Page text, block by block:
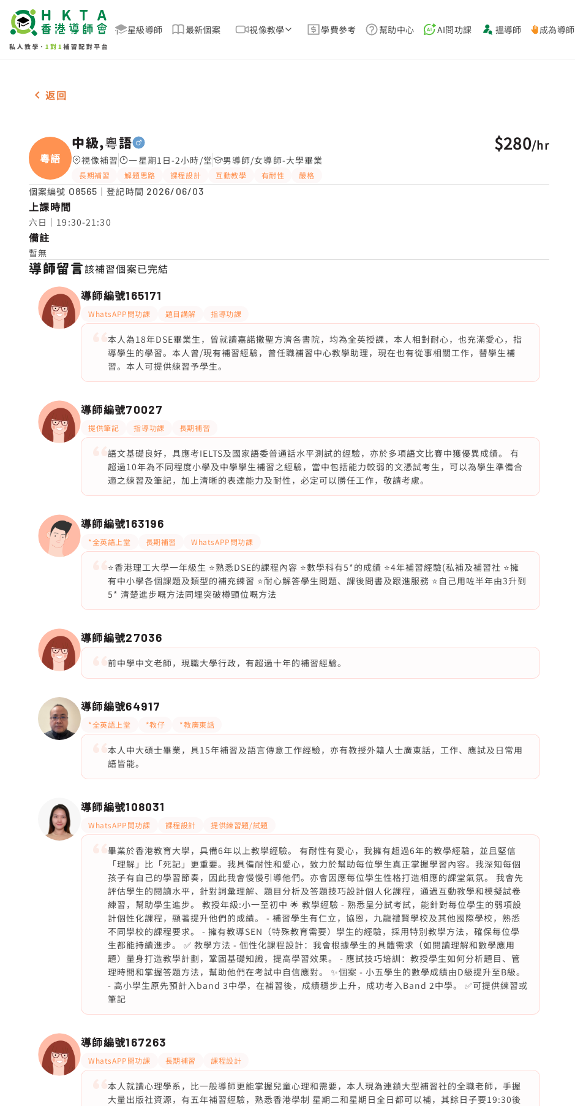
星級導師 最新個案 視像教學 學費參考 幫助中心 AI問功課 搵導師 成為導師
男-1名 中級,粵語 補習推介
返回
粵語
中級,粵語
視像補習 一星期1日-2小時/堂 男導師/女導師-大學畢業
長期補習 解題思路 課程設計 互動教學 有耐性 嚴格
$280/hr
個案編號 O8565 ｜登記時間 2026/06/03
上課時間
六日｜19:30-21:30
備註
暫無
導師留言該補習個案已完結
導師編號165171
WhatsAPP問功課 題目講解 指導功課
本人為18年DSE畢業生，曾就讀嘉諾撒聖方濟各書院，均為全英授課，本人相對耐心，也充滿愛心，指
導學生的學習。本人曾/現有補習經驗，曾任職補習中心教學助理，現在也有從事相關工作，替學生補
習。本人可提供練習予學生。
導師編號70027
提供筆記 指導功課 長期補習
語文基礎良好，具應考IELTS及國家語委普通話水平測試的經驗，亦於多項語文比賽中獲優異成績。 有
超過10年為不同程度小學及中學學生補習之經驗，當中包括能力較弱的文憑試考生，可以為學生準備合
適之練習及筆記，加上清晰的表達能力及耐性，必定可以勝任工作，敬請考慮。
導師編號163196
*全英語上堂 長期補習 WhatsAPP問功課
⭐️香港理工大學一年級生 ⭐️熟悉DSE的課程內容 ⭐️數學科有5*的成績 ⭐️4年補習經驗(私補及補習社 ⭐️擁
有中小學各個課題及類型的補充練習 ⭐️耐心解答學生問題、課後問書及跟進服務 ⭐️自己用咗半年由3升到
5* 清楚進步嘅方法同埋突破樽頸位嘅方法
導師編號27036
前中學中文老師，現職大學行政，有超過十年的補習經驗。
導師編號64917
*全英語上堂 *教仔 *教廣東話
本人中大碩士畢業，具15年補習及語言傳意工作經驗，亦有教授外籍人士廣東話，工作、應試及日常用
語皆能。
導師編號108031
WhatsAPP問功課 課程設計 提供練習題/試題
畢業於香港教育大學，具備6年以上教學經驗。 有耐性有愛心，我擁有超過6年的教學經驗，並且堅信
「理解」比「死記」更重要。我具備耐性和愛心，致力於幫助每位學生真正掌握學習內容。我深知每個
孩子有自己的學習節奏，因此我會慢慢引導他們。亦會因應每位學生性格打造相應的課堂氣氛。 我會先
評估學生的閱讀水平，針對詞彙理解、題目分析及答題技巧設計個人化課程，通過互動教學和模擬試卷
練習，幫助學生進步。 教授年級:小一至初中 🌟 教學經驗 - 熟悉呈分試考試，能針對每位學生的弱項設
計個性化課程，顯著提升他們的成績。 - 補習學生有仁立，協恩，九龍禮賢學校及其他國際學校，熟悉
不同學校的課程要求。 - 擁有教導SEN（特殊教育需要）學生的經驗，採用特別教學方法，確保每位學
生都能持續進步。 ✅ 教學方法 - 個性化課程設計：我會根據學生的具體需求（如閱讀理解和數學應用
題）量身打造教學計劃，鞏固基礎知識，提高學習效果。 - 應試技巧培訓：教授學生如何分析題目、管
理時間和掌握答題方法，幫助他們在考試中自信應對。 ✨個案 - 小五學生的數學成績由D級提升至B級。
- 高小學生原先預計入band 3中學，在補習後，成績穩步上升，成功考入Band 2中學。 ✅可提供練習或
筆記
導師編號167263
WhatsAPP問功課 長期補習 課程設計
本人就讀心理學系，比一般導師更能掌握兒童心理和需要，本人現為連鎖大型補習社的全職老師，手握
大量出版社資源，有五年補習經驗，熟悉香港學制 星期二和星期日全日都可以補，其餘日子要19:30後